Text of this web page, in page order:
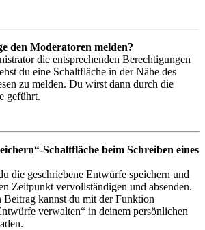
den Moderatoren melden?
die entsprechenden Berechtigungen
du eine Schaltfläche in der Nähe des
zu melden. Du wirst dann durch die
geführt.
Schaltfläche beim Schreiben eines
die geschriebene Entwürfe speichern und
Zeitpunkt vervollständigen und absenden.
Beitrag kannst du mit der Funktion
verwalten“ in deinem persönlichen